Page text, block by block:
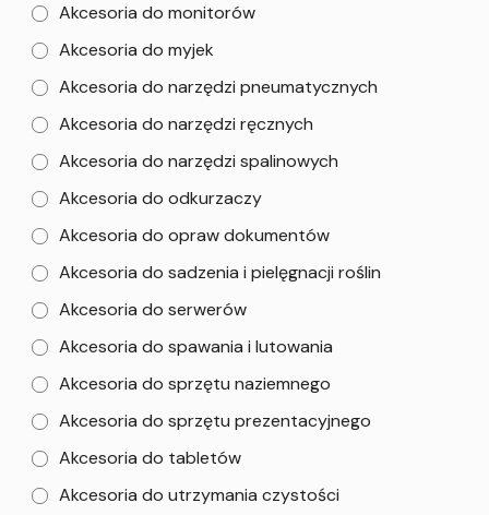
Akcesoria do monitorów
Akcesoria do myjek
Akcesoria do narzędzi pneumatycznych
Akcesoria do narzędzi ręcznych
Akcesoria do narzędzi spalinowych
Akcesoria do odkurzaczy
Akcesoria do opraw dokumentów
Akcesoria do sadzenia i pielęgnacji roślin
Akcesoria do serwerów
Akcesoria do spawania i lutowania
Akcesoria do sprzętu naziemnego
Akcesoria do sprzętu prezentacyjnego
Akcesoria do tabletów
Akcesoria do utrzymania czystości